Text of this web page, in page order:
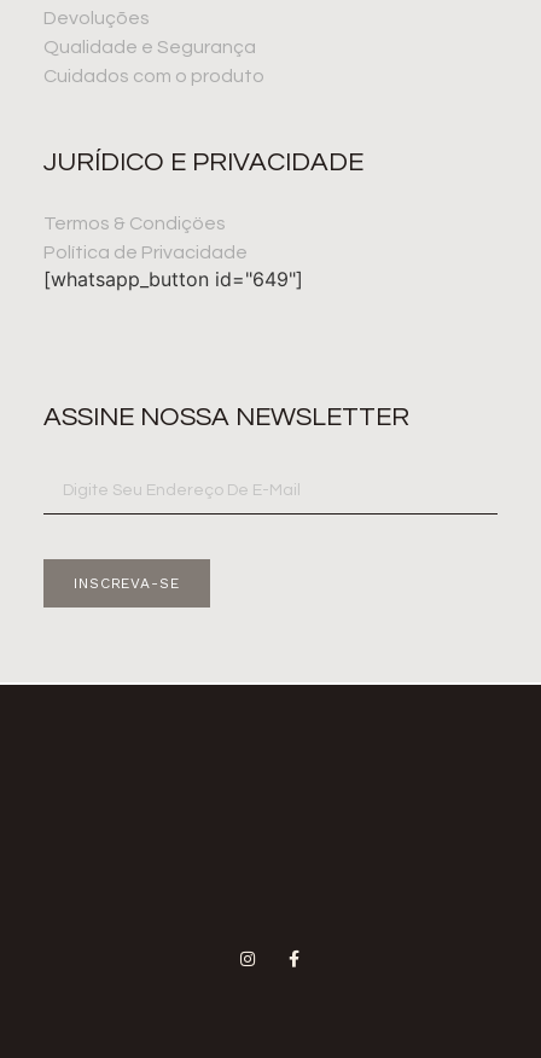
Devoluções
Qualidade e Segurança
Cuidados com o produto
JURÍDICO E PRIVACIDADE
Termos & Condiçöes
Política de Privacidade
[whatsapp_button id="649"]
ASSINE NOSSA NEWSLETTER
INSCREVA-SE